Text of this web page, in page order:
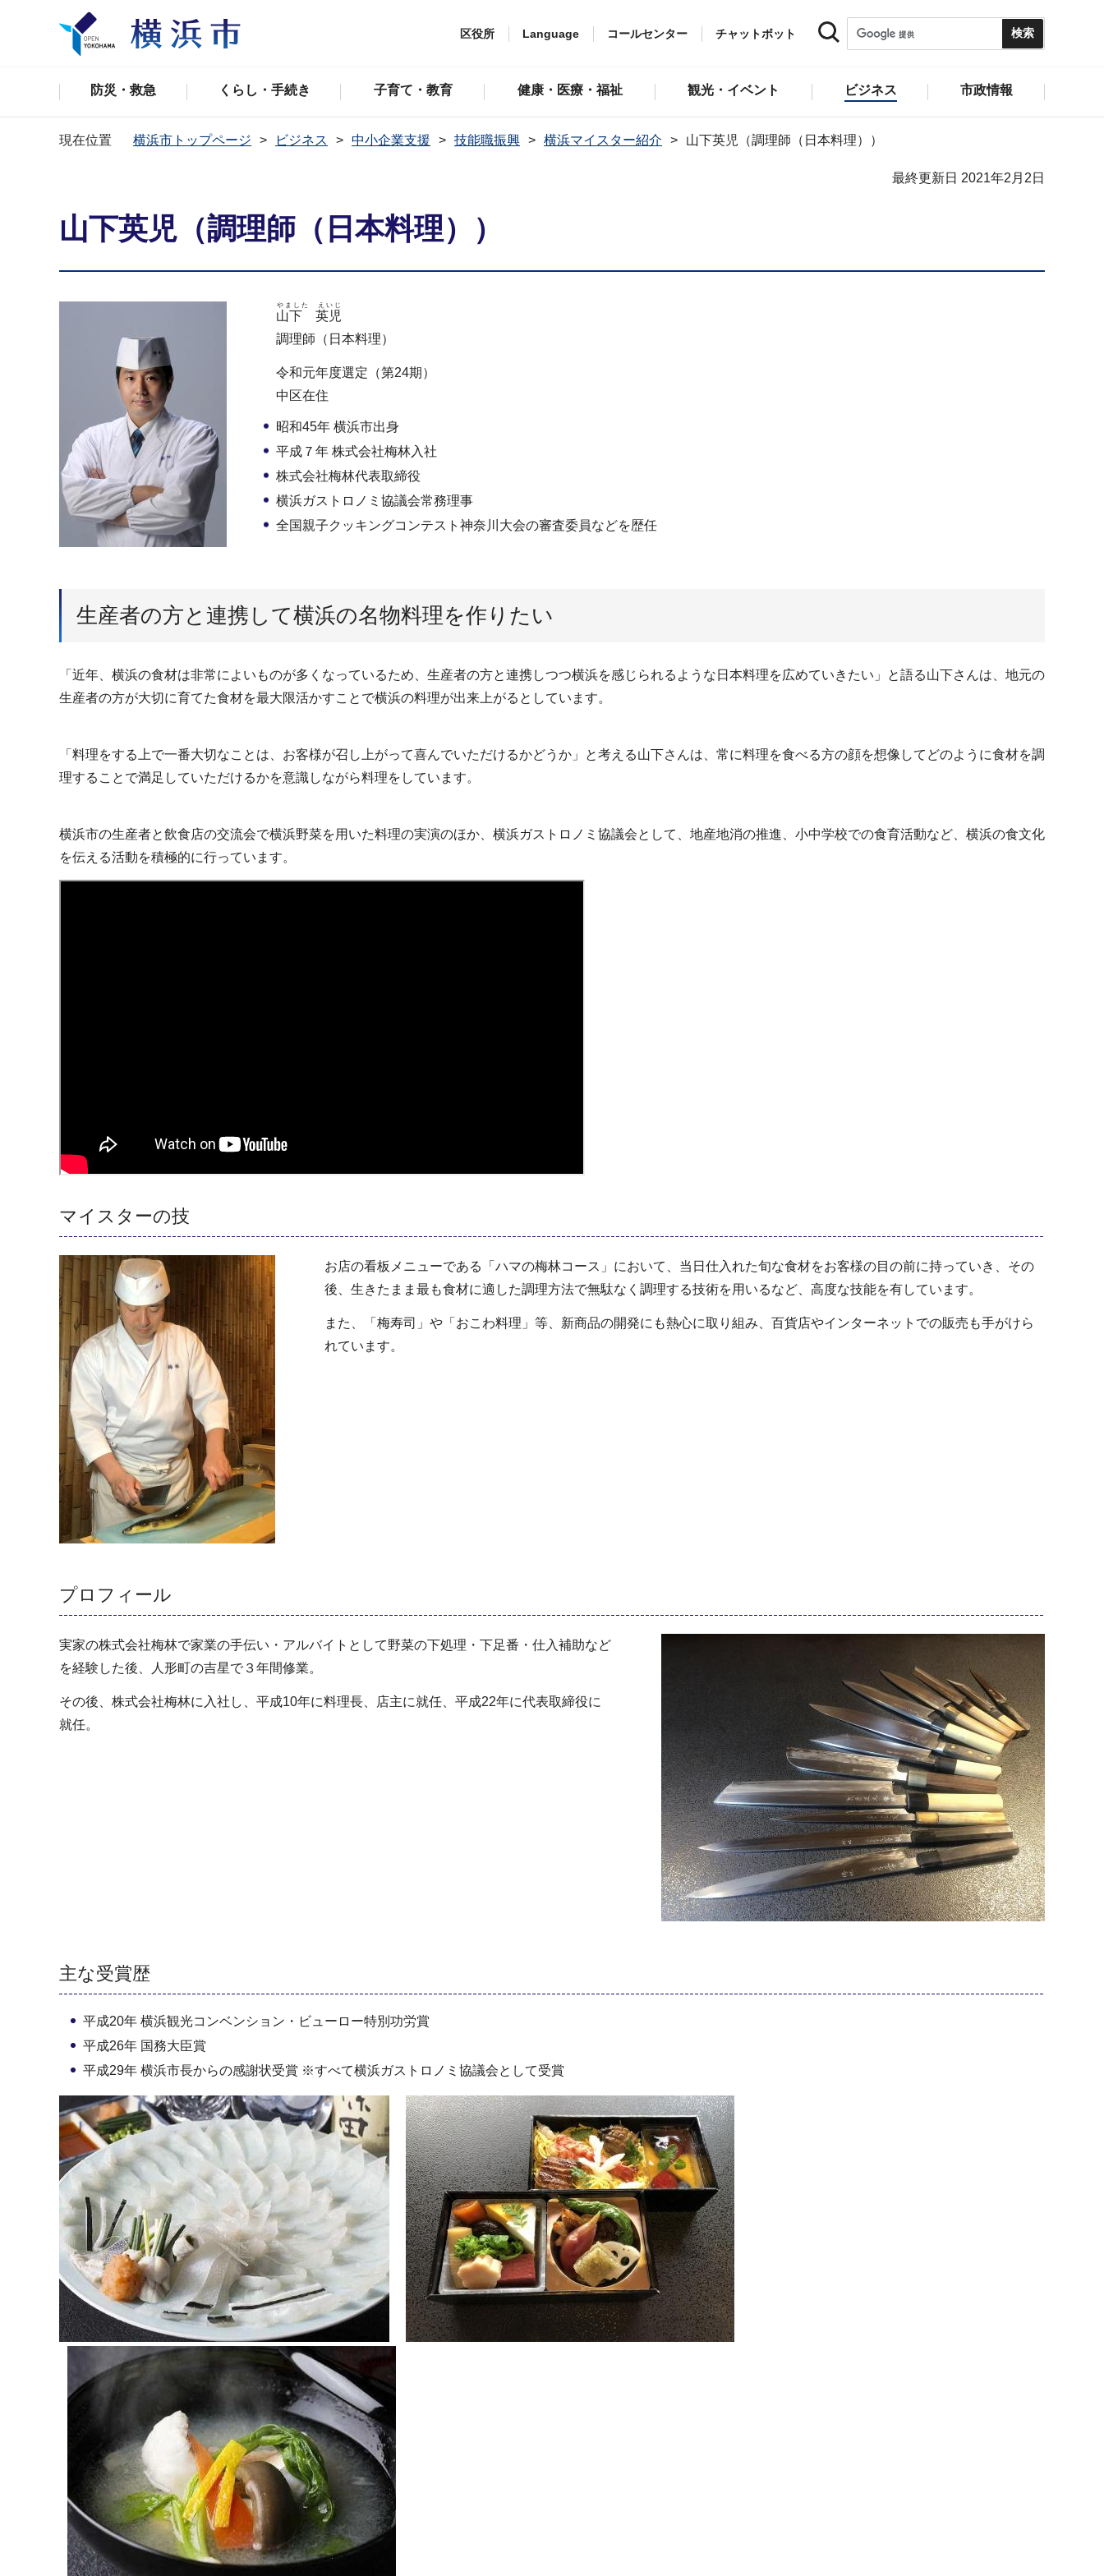
区役所 Language コールセンター チャットボット
防災・救急 くらし・手続き 子育て・教育 健康・医療・福祉 観光・イベント ビジネス 市政情報
現在位置 横浜市トップページ ビジネス 中小企業支援 技能職振興 横浜マイスター紹介 山下英児（調理師（日本料理））
最終更新日 2021年2月2日
山下英児（調理師（日本料理））
山下 英児
やました えいじ
調理師（日本料理）
令和元年度選定（第24期）
中区在住
昭和45年 横浜市出身
平成７年 株式会社梅林入社
株式会社梅林代表取締役
横浜ガストロノミ協議会常務理事
全国親子クッキングコンテスト神奈川大会の審査委員などを歴任
生産者の方と連携して横浜の名物料理を作りたい
「近年、横浜の食材は非常によいものが多くなっているため、生産者の方と連携しつつ横浜を感じられるような日本料理を広めていきたい」と語る山下さんは、地元の
生産者の方が大切に育てた食材を最大限活かすことで横浜の料理が出来上がるとしています。
「料理をする上で一番大切なことは、お客様が召し上がって喜んでいただけるかどうか」と考える山下さんは、常に料理を食べる方の顔を想像してどのように食材を調
理することで満足していただけるかを意識しながら料理をしています。
横浜市の生産者と飲食店の交流会で横浜野菜を用いた料理の実演のほか、横浜ガストロノミ協議会として、地産地消の推進、小中学校での食育活動など、横浜の食文化
を伝える活動を積極的に行っています。
マイスターの技
お店の看板メニューである「ハマの梅林コース」において、当日仕入れた旬な食材をお客様の目の前に持っていき、その
後、生きたまま最も食材に適した調理方法で無駄なく調理する技術を用いるなど、高度な技能を有しています。
また、「梅寿司」や「おこわ料理」等、新商品の開発にも熱心に取り組み、百貨店やインターネットでの販売も手がけら
れています。
プロフィール
実家の株式会社梅林で家業の手伝い・アルバイトとして野菜の下処理・下足番・仕入補助など
を経験した後、人形町の吉星で３年間修業。
その後、株式会社梅林に入社し、平成10年に料理長、店主に就任、平成22年に代表取締役に
就任。
主な受賞歴
平成20年 横浜観光コンベンション・ビューロー特別功労賞
平成26年 国務大臣賞
平成29年 横浜市長からの感謝状受賞 ※すべて横浜ガストロノミ協議会として受賞